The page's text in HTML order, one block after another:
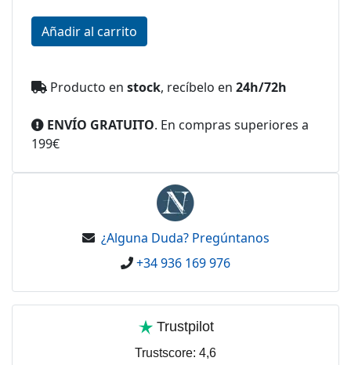
Producto en stock, recíbelo en 24h/72h
ENVÍO GRATUITO. En compras superiores a
199€
¿Alguna Duda? Pregúntanos
+34 936 169 976
Trustpilot
Trustscore: 4,6